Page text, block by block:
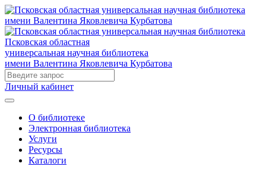
Псковская областная
универсальная научная библиотека
имени Валентина Яковлевича Курбатова
Личный кабинет
О библиотеке
Электронная библиотека
Услуги
Ресурсы
Каталоги